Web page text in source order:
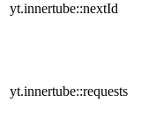
yt.innertube::nextId
yt.innertube::requests